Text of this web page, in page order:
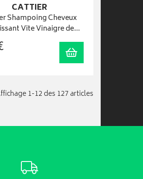
CATTIER
Shampoing Cheveux
Vite Vinaigre de…
Ajouter au panier
1-12 des 127 articles